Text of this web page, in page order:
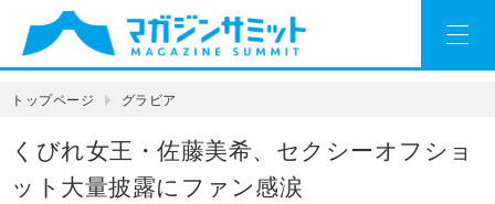
トップページ グラビア
くびれ女王・佐藤美希、セクシーオフショ
ット大量披露にファン感涙